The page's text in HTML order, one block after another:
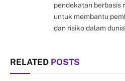
pendekatan berbasis
untuk membantu
dan risiko dalam
RELATED POSTS